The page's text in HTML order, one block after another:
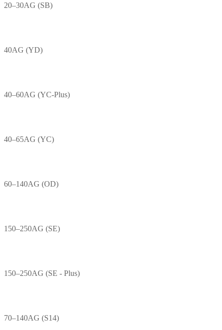
20–30AG (SB)
40AG (YD)
40–60AG (YC-Plus)
40–65AG (YC)
60–140AG (OD)
150–250AG (SE)
150–250AG (SE - Plus)
70–140AG (S14)